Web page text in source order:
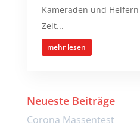
Kameraden und
Zeit...
mehr lesen
Neueste Beiträge
Corona Massentest